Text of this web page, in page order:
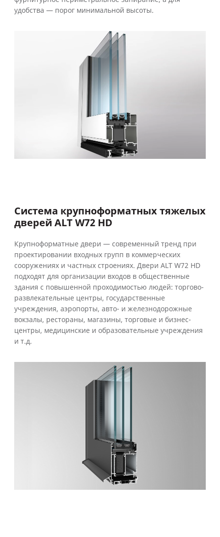
удобства — порог минимальной высоты.
Система крупноформатных тяжелых
дверей ALT W72 HD
Крупноформатные двери — современный тренд при
проектировании входных групп в коммерческих
сооружениях и частных строениях. Двери ALT W72 HD
подходят для организации входов в общественные
здания с повышенной проходимостью людей: торгово-
развлекательные центры, государственные
учреждения, аэропорты, авто- и железнодорожные
вокзалы, рестораны, магазины, торговые и бизнес-
центры, медицинские и образовательные учреждения
и т.д.